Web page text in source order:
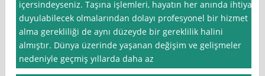
içersindeyseniz. Taşına işlemleri, hayatın her anında ihtiyaç
duyulabilecek olmalarından dolayı profesyonel bir hizmet
alma gerekliliği de aynı düzeyde bir gereklilik halini
almıştır. Dünya üzerinde yaşanan değişim ve gelişmeler
nedeniyle geçmiş yıllarda daha az